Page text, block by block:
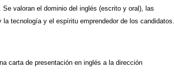
valoran el dominio del inglés (escrito y oral), las
tecnología y el espíritu emprendedor de los candidatos.
carta de presentación en inglés a la dirección